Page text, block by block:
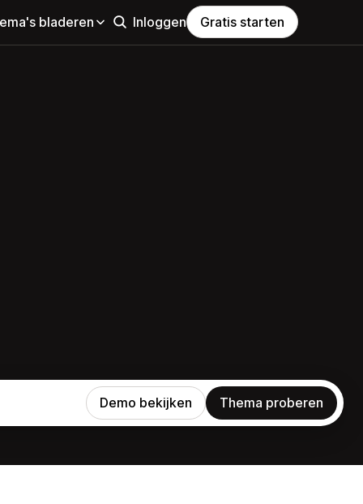
bladeren Inloggen Gratis starten
Demo bekijken Thema proberen